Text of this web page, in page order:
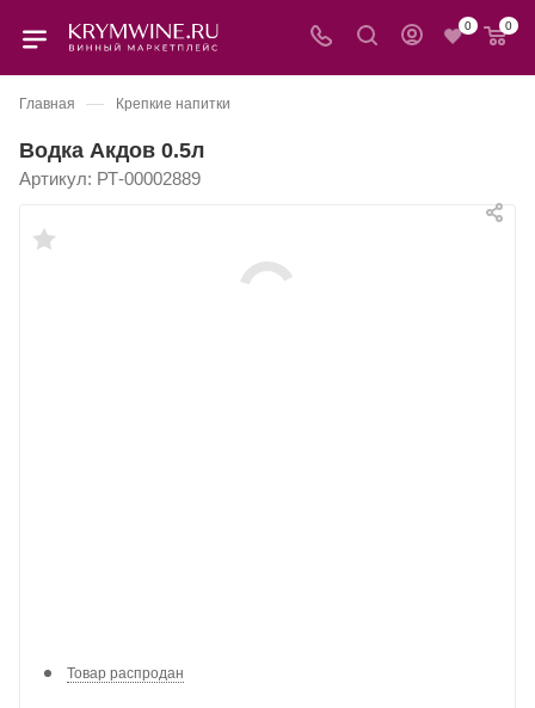
0 0
Главная — Крепкие напитки
Водка Акдов 0.5л
Артикул: РТ-00002889
Товар распродан